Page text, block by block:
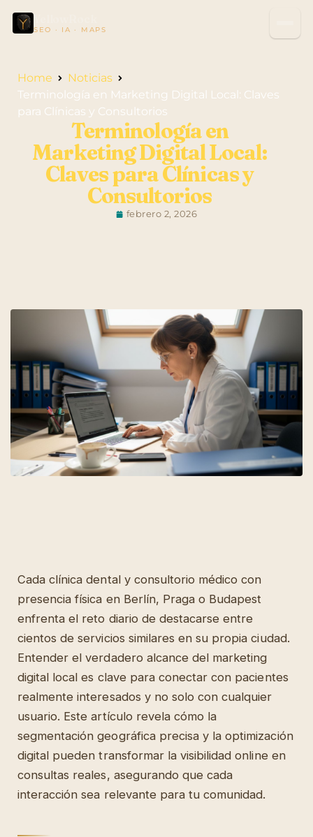
SEO · IA · MAPS
Home
Noticias
Terminología en Marketing Digital Local: Claves
para Clínicas y Consultorios
Terminología en
Marketing Digital Local:
Claves para Clínicas y
Consultorios
febrero 2, 2026
Cada clínica dental y consultorio médico con
presencia física en Berlín, Praga o Budapest
enfrenta el reto diario de destacarse entre
cientos de servicios similares en su propia ciudad.
Entender el verdadero alcance del marketing
digital local es clave para conectar con pacientes
realmente interesados y no solo con cualquier
usuario. Este artículo revela cómo la
segmentación geográfica precisa y la optimización
digital pueden transformar la visibilidad online en
consultas reales, asegurando que cada
interacción sea relevante para tu comunidad.